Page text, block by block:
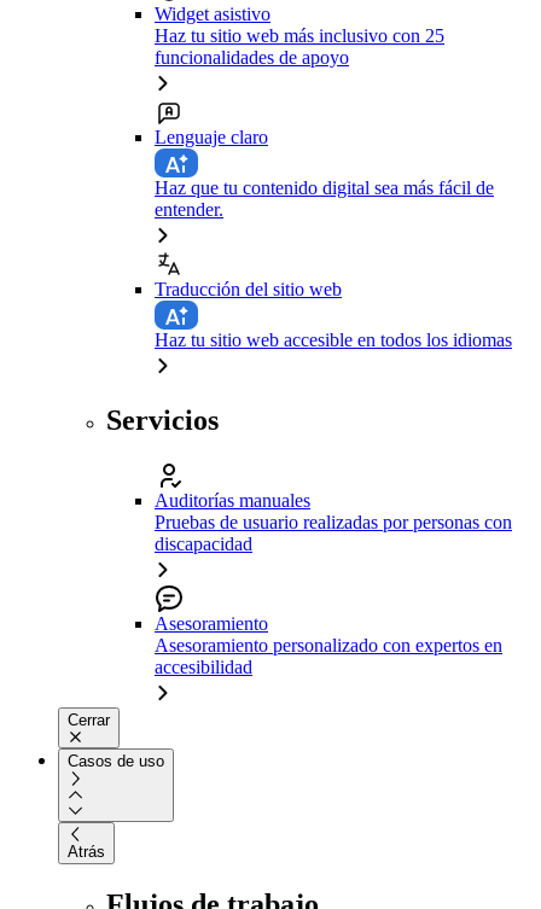
Widget asistivo
Haz tu sitio web más inclusivo con 25
funcionalidades de apoyo
Lenguaje claro
Haz que tu contenido digital sea más fácil de
entender.
Traducción del sitio web
Haz tu sitio web accesible en todos los idiomas
Servicios
Auditorías manuales
Pruebas de usuario realizadas por personas con
discapacidad
Asesoramiento
Asesoramiento personalizado con expertos en
accesibilidad
Cerrar
Casos de uso
Atrás